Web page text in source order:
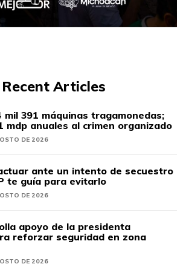
Recent Articles
mil 391 máquinas tragamonedas;
mdp anuales al crimen organizado
DE 2026
ante un intento de secuestro
te guía para evitarlo
DE 2026
apoyo de la presidenta
reforzar seguridad en zona
DE 2026